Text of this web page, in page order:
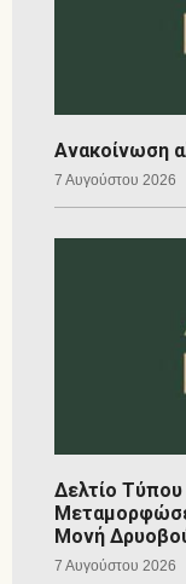
Ανακοίνωση
7 Αυγούστου 2026
Δελτίο
Μονή
7 Αυγούστου 2026